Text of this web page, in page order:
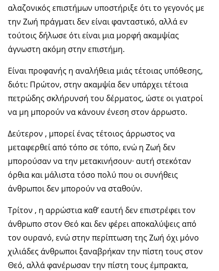
αλαζονικός επιστήμων υποστήριξε ότι το γεγονός με
την Ζωή πράγματι δεν είναι φανταστικό, αλλά εν
τούτοις δήλωσε ότι είναι μια μορφή ακαμψίας
άγνωστη ακόμη στην επιστήμη.
Είναι προφανής η αναλήθεια μιάς τέτοιας υπόθεσης,
διότι: Πρώτον, στην ακαμψία δεν υπάρχει τέτοια
πετρώδης σκλήρυνσή του δέρματος, ώστε οι γιατροί
να μη μπορούν να κάνουν ένεση στον άρρωστο.
Δεύτερον , μπορεί ένας τέτοιος άρρωστος να
μεταφερθεί από τόπο σε τόπο, ενώ η Ζωή δεν
μπορούσαν να την μετακινήσουν· αυτή στεκόταν
όρθια και μάλιστα τόσο πολύ που οι συνήθεις
άνθρωποι δεν μπορούν να σταθούν.
Τρίτον , η αρρώστια καθ’ εαυτή δεν επιστρέφει τον
άνθρωπο στον Θεό και δεν φέρει αποκαλύψεις από
τον ουρανό, ενώ στην περίπτωση της Ζωή όχι μόνο
χιλιάδες άνθρωποι ξαναβρήκαν την πίστη τους στον
Θεό, αλλά φανέρωσαν την πίστη τους έμπρακτα,